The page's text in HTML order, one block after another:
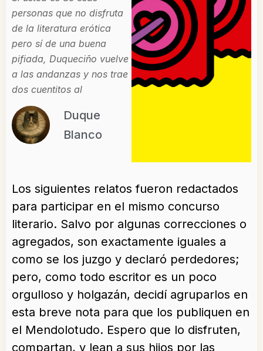
personas que no disfruta
de la literatura erótica
pero sí de una buena
pifiada, Duqueciño vuelve
a las andanzas y nos trae
dos cuentitos al
Duque
Blanco
Los siguientes relatos fueron redactados
para participar en el mismo concurso
literario. Salvo por algunas correcciones o
agregados, son exactamente iguales a
como se los juzgo y declaró perdedores;
pero, como todo escritor es un poco
orgulloso y holgazán, decidí agruparlos en
esta breve nota para que los publiquen en
el Mendolotudo. Espero que lo disfruten,
compartan, y lean a sus hijos por las